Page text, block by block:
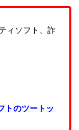
ィソフト、詐
トのツートッ